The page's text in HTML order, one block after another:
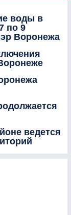
воды в
по 9
Воронежа
ведется